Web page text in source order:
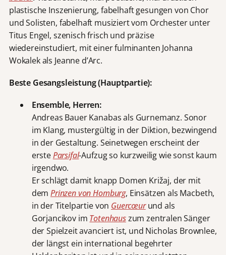
plastische Inszenierung, fabelhaft gesungen von Chor
und Solisten, fabelhaft musiziert vom Orchester unter
Titus Engel, szenisch frisch und präzise
wiedereinstudiert, mit einer fulminanten Johanna
Wokalek als Jeanne d’Arc.
Beste Gesangsleistung (Hauptpartie):
Ensemble, Herren:
Andreas Bauer Kanabas als Gurnemanz. Sonor
im Klang, mustergültig in der Diktion, bezwingend
in der Gestaltung. Seinetwegen erscheint der
ersteParsifal-Aufzug so kurzweilig wie sonst kaum
irgendwo.
Er schlägt damit knapp Domen Križaj, der mit
demPrinzen von Homburg, Einsätzen als Macbeth,
in der Titelpartie von Guercœurund als
Gorjancikov im Totenhauszum zentralen Sänger
der Spielzeit avanciert ist, und Nicholas Brownlee,
der längst ein international begehrter